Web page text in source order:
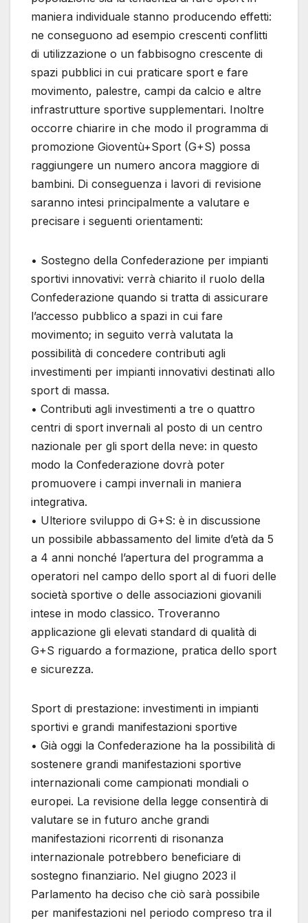
maniera individuale stanno producendo effetti:
ne conseguono ad esempio crescenti conflitti
di utilizzazione o un fabbisogno crescente di
spazi pubblici in cui praticare sport e fare
movimento, palestre, campi da calcio e altre
infrastrutture sportive supplementari. Inoltre
occorre chiarire in che modo il programma di
promozione Gioventù+Sport (G+S) possa
raggiungere un numero ancora maggiore di
bambini. Di conseguenza i lavori di revisione
saranno intesi principalmente a valutare e
precisare i seguenti orientamenti:
• Sostegno della Confederazione per impianti
sportivi innovativi: verrà chiarito il ruolo della
Confederazione quando si tratta di assicurare
l’accesso pubblico a spazi in cui fare
movimento; in seguito verrà valutata la
possibilità di concedere contributi agli
investimenti per impianti innovativi destinati allo
sport di massa.
• Contributi agli investimenti a tre o quattro
centri di sport invernali al posto di un centro
nazionale per gli sport della neve: in questo
modo la Confederazione dovrà poter
promuovere i campi invernali in maniera
integrativa.
• Ulteriore sviluppo di G+S: è in discussione
un possibile abbassamento del limite d’età da 5
a 4 anni nonché l’apertura del programma a
operatori nel campo dello sport al di fuori delle
società sportive o delle associazioni giovanili
intese in modo classico. Troveranno
applicazione gli elevati standard di qualità di
G+S riguardo a formazione, pratica dello sport
e sicurezza.
Sport di prestazione: investimenti in impianti
sportivi e grandi manifestazioni sportive
• Già oggi la Confederazione ha la possibilità di
sostenere grandi manifestazioni sportive
internazionali come campionati mondiali o
europei. La revisione della legge consentirà di
valutare se in futuro anche grandi
manifestazioni ricorrenti di risonanza
internazionale potrebbero beneficiare di
sostegno finanziario. Nel giugno 2023 il
Parlamento ha deciso che ciò sarà possibile
per manifestazioni nel periodo compreso tra il